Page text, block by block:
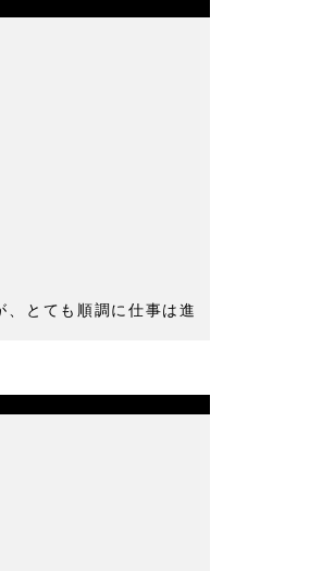
とても順調に仕事は進